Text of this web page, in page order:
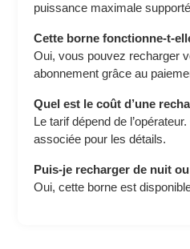
puissance maximale
Cette borne fonctionne-t-
Oui, vous pouvez recharger
abonnement grâce au
Quel est le coût d’une
Le tarif dépend de
associée pour les détails.
Puis-je recharger de nuit
Oui, cette borne est